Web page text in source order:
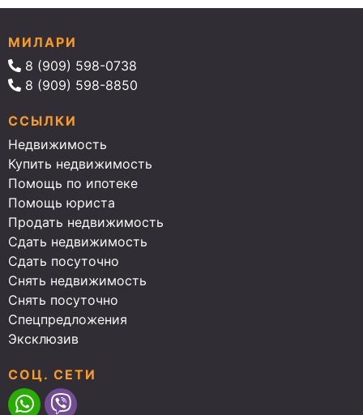
МИЛАРИ
8 (909) 598-0738
8 (909) 598-8850
ССЫЛКИ
Недвижимость
Купить недвижимость
Помощь по ипотеке
Помощь юриста
Продать недвижимость
Сдать недвижимость
Сдать посуточно
Снять недвижимость
Снять посуточно
Спецпредложения
Эксклюзив
СОЦ. СЕТИ